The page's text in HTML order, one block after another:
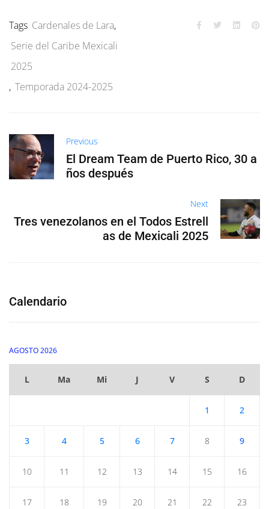
Tags Cardenales de Lara,
Serie del Caribe Mexicali
2025
, Temporada 2024-2025
Previous
El Dream Team de Puerto Rico, 30 a
ños después
Next
Tres venezolanos en el Todos Estrell
as de Mexicali 2025
Calendario
AGOSTO 2026
L Ma Mi J V S D
1 2
3 4 5 6 7 8 9
10 11 12 13 14 15 16
17 18 19 20 21 22 23